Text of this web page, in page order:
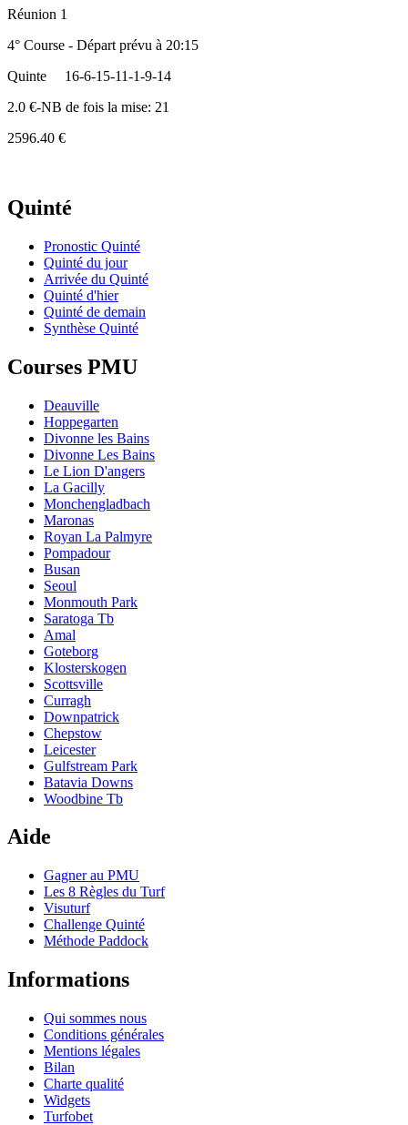
Réunion 1
4° Course - Départ prévu à 20:15
Quinte
16-6-15-11-1-9-14
2.0 €-NB de fois la mise: 21
2596.40 €
Quinté
Pronostic Quinté
Quinté du jour
Arrivée du Quinté
Quinté d'hier
Quinté de demain
Synthèse Quinté
Courses PMU
Deauville
Hoppegarten
Divonne les Bains
Divonne Les Bains
Le Lion D'angers
La Gacilly
Monchengladbach
Maronas
Royan La Palmyre
Pompadour
Busan
Seoul
Monmouth Park
Saratoga Tb
Amal
Goteborg
Klosterskogen
Scottsville
Curragh
Downpatrick
Chepstow
Leicester
Gulfstream Park
Batavia Downs
Woodbine Tb
Aide
Gagner au PMU
Les 8 Règles du Turf
Visuturf
Challenge Quinté
Méthode Paddock
Informations
Qui sommes nous
Conditions générales
Mentions légales
Bilan
Charte qualité
Widgets
Turfobet